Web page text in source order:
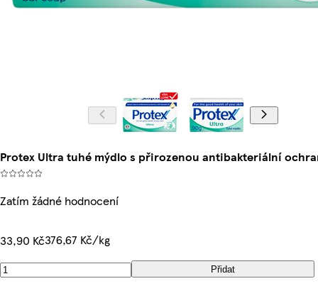
Protex Ultra tuhé mýdlo s přirozenou antibakteriální
Zatím žádné hodnocení
33,90 Kč376,67 Kč/kg
Přidat